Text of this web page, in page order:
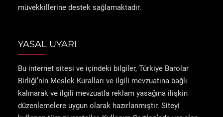
müvekkillerine destek sağlamaktadır.
YASAL UYARI
Bu internet sitesi ve içindeki bilgiler, Türkiye Barolar
Birliği’nin Meslek Kuralları ve ilgili mevzuatına bağlı
kalınarak ve ilgili mevzuatla reklam yasağına ilişkin
düzenlemelere uygun olarak hazırlanmıştır. Siteyi